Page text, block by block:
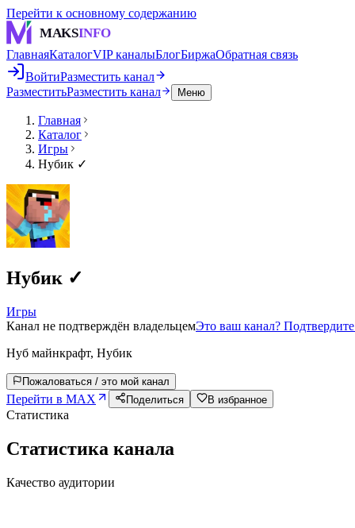
Перейти к основному содержанию
MAKSINFO
ГлавнаяКаталогVIP каналыБлогБиржаОбратная связь
ВойтиРазместить канал
РазместитьРазместить канал Меню
Главная
Каталог
Игры
Нубик ✓
Нубик ✓
Игры
Канал не подтверждён владельцемЭто ваш канал?
Нуб майнкрафт, Нубик
Пожаловаться / это мой канал
Перейти в MAX Поделиться В избранное
Статистика
Статистика канала
Качество аудитории